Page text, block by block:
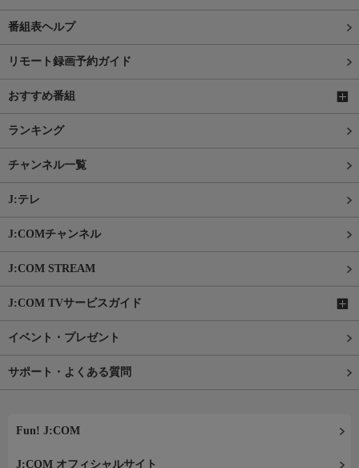
番組表ヘルプ
リモート録画予約ガイド
おすすめ番組
ランキング
チャンネル一覧
J:テレ
J:COMチャンネル
J:COM STREAM
J:COM TVサービスガイド
イベント・プレゼント
サポート・よくある質問
Fun! J:COM
J:COM オフィシャルサイト